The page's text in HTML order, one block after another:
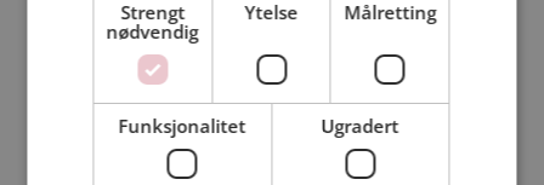
Jeg er en:
Strengt
nødvendig
Ytelse Målretting
Funksjonalitet Ugradert